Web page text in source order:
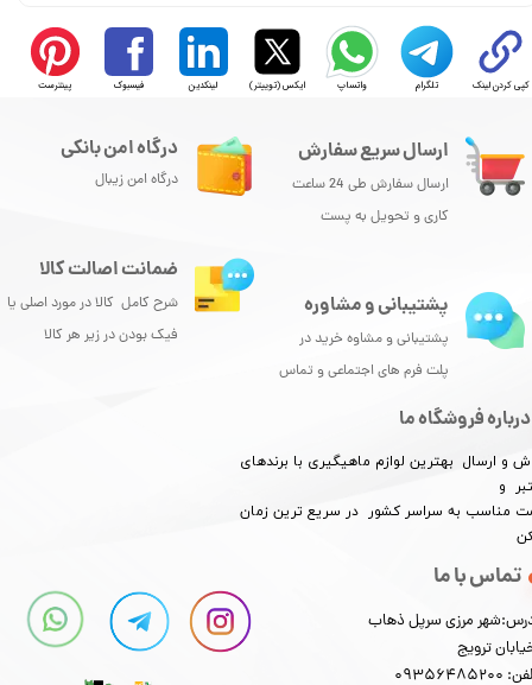
کپی کردن لینک تلگرام واتساپ ایکس (توییتر) لینکدین فیسبوک پینترست
ارسال سریع سفارش
ارسال سفارش طی 24 ساعت
کاری و تحویل به پست
درباره فروشگاه ما
و ارسال بهترین لوازم ماهیگیری با برندهای
و
مناسب به سراسر کشور در سریع ترین زمان
تماس با ما
مرزی سرپل ذهاب
ترویج
درگاه امن بانکی
درگاه امن زیبال
پشتیبانی و مشاوره
پشتیبانی و مشاوه خرید در
پلت فرم های اجتماعی و تماس
ضمانت اصالت کالا
شرح کامل کالا در مورد اصلی یا
فیک بودن در زیر هر کالا